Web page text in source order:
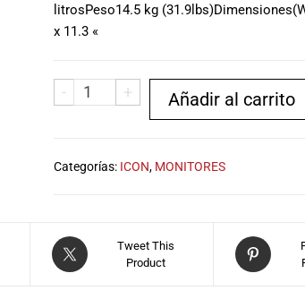
litrosPeso14.5 kg (31.9lbs)Dimensiones
x 11.3 «
- + Añadir al carrito
Categorías: ICON, MONITORES
Tweet This
Product